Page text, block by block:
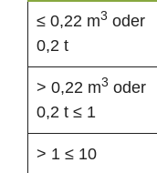
≤ 0,22 m3 oder
0,2 t
> 0,22 m3 oder
0,2 t ≤ 1
> 1 ≤ 10